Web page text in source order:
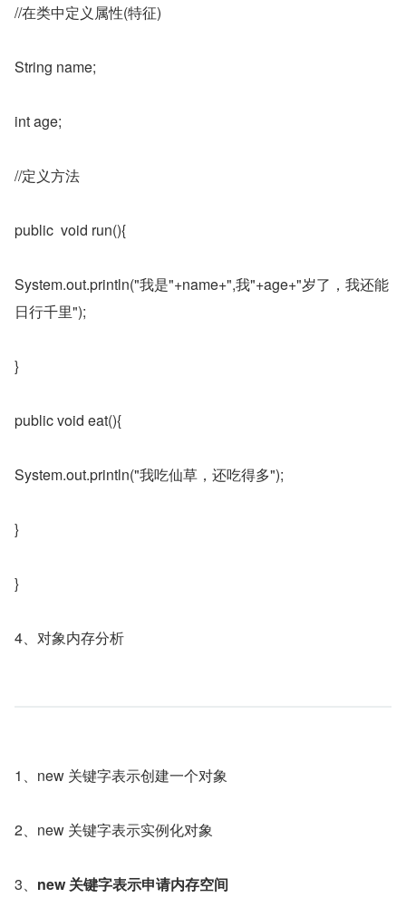
//在类中定义属性(特征)
String name;
int age;
//定义方法
public  void run(){
System.out.println("我是"+name+",我"+age+"岁了，我还能
日行千里");
}
public void eat(){
System.out.println("我吃仙草，还吃得多");
}
}
4、对象内存分析
1、new 关键字表示创建一个对象
2、new 关键字表示实例化对象
3、 new 关键字表示申请内存空间